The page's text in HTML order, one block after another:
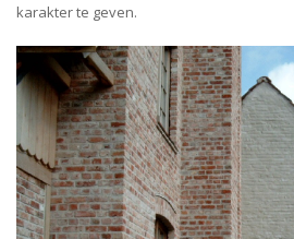
karakter te geven.